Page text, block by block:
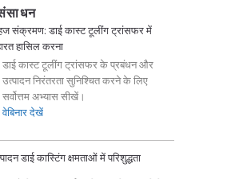
संक्रमण: डाई कास्ट टूलींग ट्रांसफर में
हासिल करना
डाई कास्ट टूलींग ट्रांसफर के प्रबंधन और
उत्पादन निरंतरता सुनिश्चित करने के लिए
सर्वोत्तम अभ्यास सीखें।
वेबिनार देखें
डाई कास्टिंग क्षमताओं में परिशुद्धता